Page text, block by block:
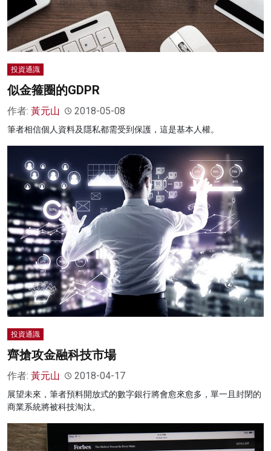
投資通識
似金箍圈的GDPR
作者: 黃元山 2018-05-08
筆者相信個人資料及隱私都需受到保護，這是基本人權。
投資通識
齊搶攻金融科技市場
作者: 黃元山 2018-04-17
展望未來，筆者預料開放式的數字銀行將會愈來愈多，單一且封閉的
商業系統將被科技淘汰。